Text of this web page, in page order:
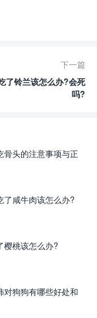
下一篇
了铃兰该怎么办?会死
吗?
骨头的注意事项与正
了咸牛肉该怎么办?
樱桃该怎么办?
对狗狗有哪些好处和